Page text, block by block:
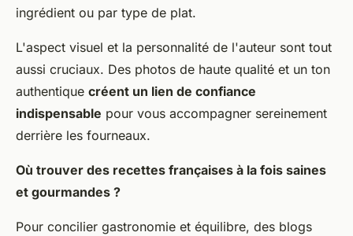
ingrédient ou par type de plat.
L'aspect visuel et la personnalité de l'auteur sont tout
aussi cruciaux. Des photos de haute qualité et un ton
authentique créent un lien de confiance
indispensable pour vous accompagner sereinement
derrière les fourneaux.
Où trouver des recettes françaises à la fois saines
et gourmandes ?
Pour concilier gastronomie et équilibre, des blogs